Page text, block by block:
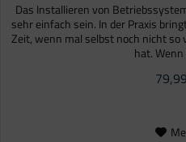
Das Installieren von
sehr einfach sein. In der Praxis
Zeit, wenn mal selbst noch nicht
hat. Wenn